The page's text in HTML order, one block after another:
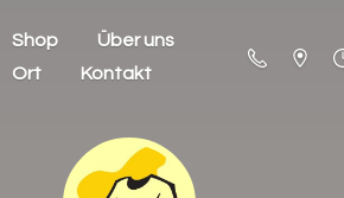
Shop
Über uns
Ort
Kontakt